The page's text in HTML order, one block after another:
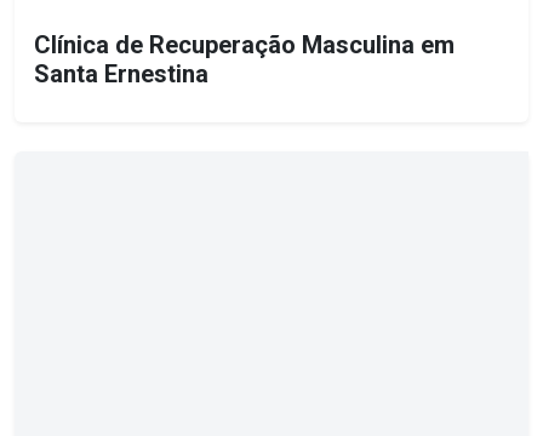
Clínica de Recuperação Masculina em
Santa Ernestina